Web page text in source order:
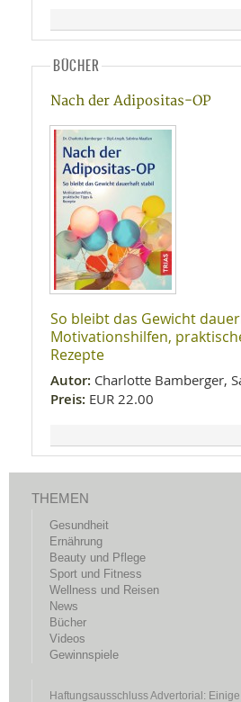
BÜCHER
Nach der Adipositas-OP
So bleibt das Gewicht
Motivationshilfen,
Rezepte
Autor: Charlotte Bamberger,
Preis: EUR 22.00
THEMEN
Gesundheit
Ernährung
Beauty und Pflege
Sport und Fitness
Wellness und Reisen
News
Bücher
Videos
Gewinnspiele
Haftungsausschluss Advertorial: